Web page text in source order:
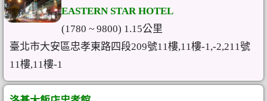
EASTERN STAR HOTEL
(1780 ~ 9800) 1.15公里
臺北市大安區忠孝東路四段209號11樓,11樓-1,-2,211號
11樓,11樓-1